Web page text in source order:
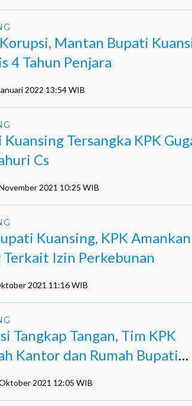
Korupsi, Mantan Bupati
4 Tahun Penjara
2022 13:54 WIB
Kuansing Tersangka KPK
Cs
2021 10:25 WIB
Kuansing, KPK
Terkait Izin Perkebunan
2021 11:16 WIB
Tangkap Tangan, Tim KPK
Kantor dan Rumah Bupati
2021 12:05 WIB